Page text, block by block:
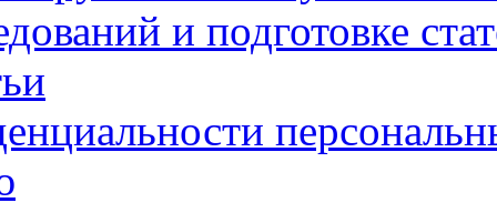
и подготовке